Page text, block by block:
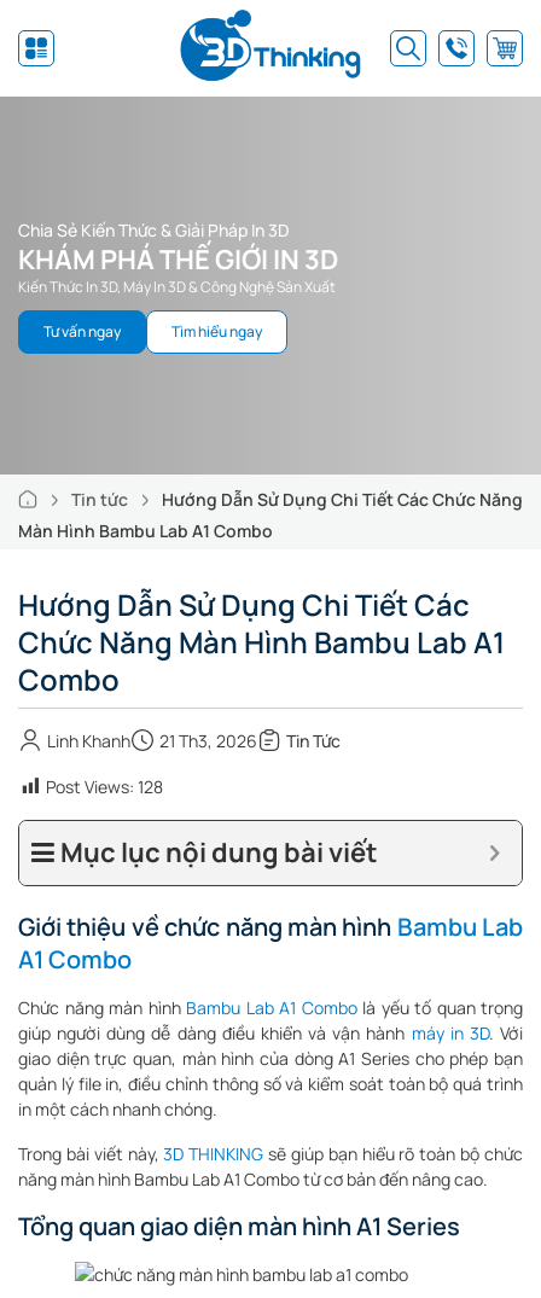
Chia Sẻ Kiến Thức & Giải Pháp In 3D
KHÁM PHÁ THẾ GIỚI IN 3D
Kiến Thức In 3D, Máy In 3D & Công Nghệ Sản Xuất
Tư vấn ngay Tìm hiểu ngay
Tin tức
Hướng Dẫn Sử Dụng Chi Tiết Các Chức Năng
Màn Hình Bambu Lab A1 Combo
Hướng Dẫn Sử Dụng Chi Tiết Các
Chức Năng Màn Hình Bambu Lab A1
Combo
Linh Khanh 21 Th3, 2026 Tin Tức
Post Views: 128
Mục lục nội dung bài viết
Giới thiệu về chức năng màn hình Bambu Lab
A1 Combo
Chức năng màn hình Bambu Lab A1 Combolà yếu tố quan trọng
giúp người dùng dễ dàng điều khiển và vận hành máy in 3D. Với
giao diện trực quan, màn hình của dòng A1 Series cho phép bạn
quản lý file in, điều chỉnh thông số và kiểm soát toàn bộ quá trình
in một cách nhanh chóng.
Trong bài viết này,3D THINKING sẽ giúp bạn hiểu rõ toàn bộ chức
năng màn hình Bambu Lab A1 Combo từ cơ bản đến nâng cao.
Tổng quan giao diện màn hình A1 Series